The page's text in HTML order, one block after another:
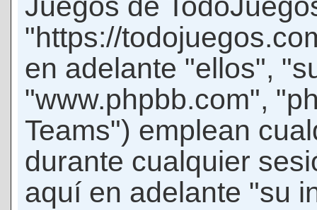
Juegos de
"https://
en adelante "ellos",
"www.phpbb.com",
Teams") emplean
durante cualquier
aquí en adelante "su